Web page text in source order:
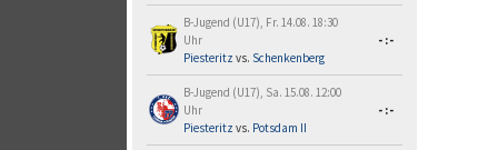
B-Jugend (U17), Fr. 14.08. 18:30
Uhr
Piesteritz vs. Schenkenberg
-:-
B-Jugend (U17), Sa. 15.08. 12:00
Uhr
Piesteritz vs. Potsdam II
-:-